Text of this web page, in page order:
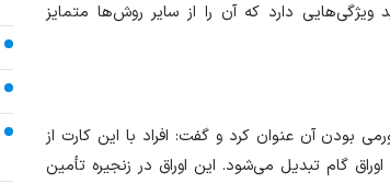
ویژگی‌هایی دارد که آن را از سایر روش‌ها متمایز
بودن آن عنوان کرد و گفت: افراد با این کارت از
گام تبدیل می‌شود. این اوراق در زنجیره تأمین